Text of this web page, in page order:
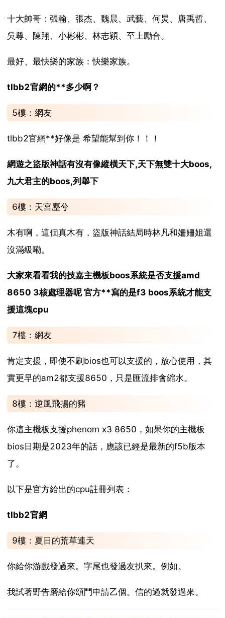
十大帥哥：張翰、張杰、魏晨、武藝、何炅、唐禹哲、
吳尊、陳翔、小彬彬、林志穎、至上勵合。
最好、最快樂的家族：快樂家族。
tlbb2官網的**多少啊？
5樓：網友
tlbb2官網**好像是 希望能幫到你！！！
網遊之盜版神話有沒有像縱橫天下,天下無雙十大boos,
九大君主的boos,列舉下
6樓：天宮塵兮
木有啊，這個真木有，盜版神話結局時林凡和姍姍姐還
沒滿級嘞。
大家來看看我的技嘉主機板boos系統是否支援amd
8650 3核處理器呢 官方**寫的是f3 boos系統才能支
援這塊cpu
7樓：網友
肯定支援，即使不刷bios也可以支援的，放心使用，其
實更早的am2都支援8650，只是匯流排會縮水。
8樓：逆風飛揚的豬
你這主機板支援phenom x3 8650，如果你的主機板
bios日期是2023年的話，應該已經是最新的f5b版本
了。
以下是官方給出的cpu註冊列表：
tlbb2官網
9樓：夏日的荒草連天
你給你游戲發過來。字尾也發過友扒來。例如。
我試著野告磨給你頌鬥申請乙個。信的過就發過來。